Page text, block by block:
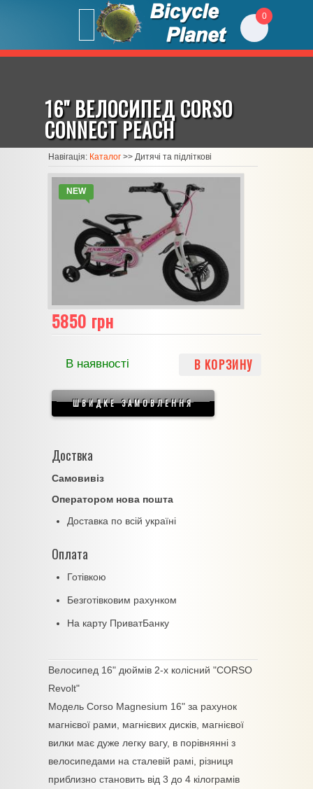
0
16" ВЕЛОСИПЕД CORSO
CONNECT PEACH
Навігація: Каталог >> Дитячі та підліткові
NEW
5850 грн
В наявності В КОРЗИНУ
ШВИДКЕ ЗАМОВЛЕННЯ
Доствка
Самовивіз
Оператором нова пошта
Доставка по всій україні
Оплата
Готівкою
Безготівковим рахунком
На карту ПриватБанку
Велосипед 16" дюймів 2-х колісний "CORSO
Revolt"
Модель Corso Magnesium 16" за рахунок
магнієвої рами, магнієвих дисків, магнієвої
вилки має дуже легку вагу, в порівнянні з
велосипедами на сталевій рамі, різниця
приблизно становить від 3 до 4 кілограмів